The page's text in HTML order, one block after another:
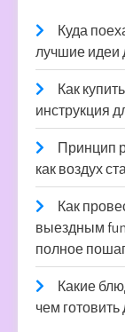
Куда
лучшие идеи
Как
инструкция
Принцип
как воздух
Как
выездным
полное
Какие
чем